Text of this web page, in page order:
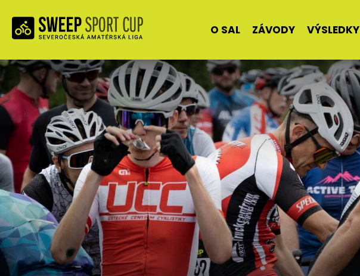
O SAL ZÁVODY VÝSLEDKY